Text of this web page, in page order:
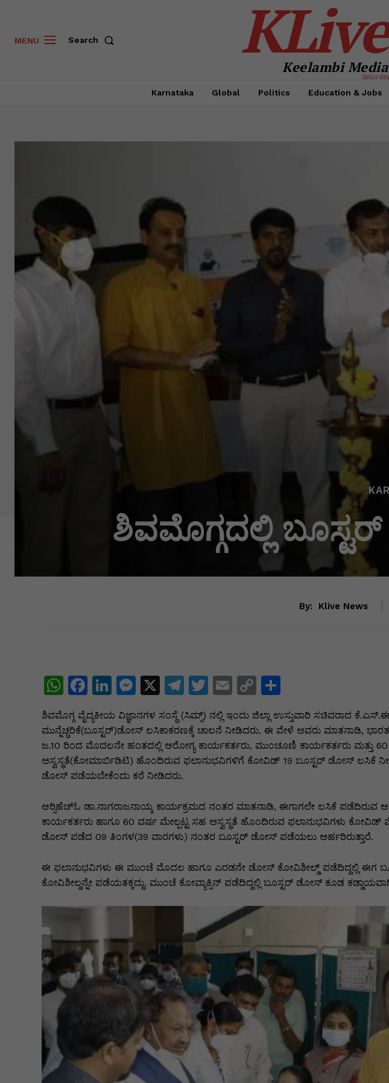
MENU Search
Keelambi
Karnataka Global Politics Education & Jobs
ಶಿವಮೊಗ್ಗದಲ್ಲಿ
By: Klive News
W
h
at
s
A
p
p
F
a
c
e
b
o
o
k
Li
k
e
dI
n
M
e
s
s
e
n
g
er
X
T
e
gr
a
T
w
itt
er
E
m
ai
l
C
p
y
Li
k
S
h
ar
e
ಶಿವಮೊಗ್ಗ ವೈದ್ಯಕೀಯ ವಿಜ್ಞಾನಗಳ ಸಂಸ್ಥೆ (ಸಿಮ್ಸ್) ನಲ್ಲಿ ಇಂದು ಜಿಲ್ಲಾ ಉಸ್ತುವಾರಿ ಸಚಿವರಾದ
ಮುನ್ನೆಚ್ಚರಿಕೆ(ಬೂಸ್ಟರ್)ಡೋಸ್ ಲಸಿಕಾಕರಣಕ್ಕೆ ಚಾಲನೆ ನೀಡಿದರು. ಈ ವೇಳೆ ಅವರು ಮಾತನಾಡಿ,
ಜ.10 ರಿಂದ ಮೊದಲನೇ ಹಂತದಲ್ಲಿ ಆರೋಗ್ಯ ಕಾರ್ಯಕರ್ತರು, ಮುಂಚೂಣಿ ಕಾರ್ಯಕರ್ತರು ಮತ್ತು
ಅಸ್ವಸ್ಥತೆ(ಕೋಮಾರ್ಬಿಡಿಟಿ) ಹೊಂದಿರುವ ಫಲಾನುಭವಿಗಳಿಗೆ ಕೋವಿಡ್ 19 ಬೂಸ್ಟರ್ ಡೋಸ್ ಲಸಿಕೆ
ಡೋಸ್ ಪಡೆಯಬೇಕೆಂದು ಕರೆ ನೀಡಿದರು.
ಆರ್‍ಸಿಹೆಚ್‍ಓ ಡಾ.ನಾಗರಾಜನಾಯ್ಕ ಕಾರ್ಯಕ್ರಮದ ನಂತರ ಮಾತನಾಡಿ, ಈಗಾಗಲೇ ಲಸಿಕೆ ಪಡೆದಿರುವ
ಕಾರ್ಯಕರ್ತರು ಹಾಗೂ 60 ವರ್ಷ ಮೇಲ್ಪಟ್ಟ ಸಹ ಅಸ್ವಸ್ಥತೆ ಹೊಂದಿರುವ ಫಲಾನುಭವಿಗಳು
ಡೋಸ್ ಪಡೆದ 09 ತಿಂಗಳ(39 ವಾರಗಳು) ನಂತರ ಬೂಸ್ಟರ್ ಡೋಸ್ ಪಡೆಯಲು ಅರ್ಹರಿರುತ್ತಾರೆ.
ಈ ಫಲಾನುಭವಿಗಳು ಈ ಮುಂಚೆ ಮೊದಲ ಹಾಗೂ ಎರಡನೇ ಡೋಸ್ ಕೋವಿಶೀಲ್ಡ್ ಪಡೆದಿದ್ದಲ್ಲಿ ಈಗ
ಕೋವಿಶೀಲ್ಡನ್ನೇ ಪಡೆಯತಕ್ಕದ್ದು. ಮುಂಚೆ ಕೋವ್ಯಾಕ್ಸಿನ್ ಪಡೆದಿದ್ದಲ್ಲಿ ಬೂಸ್ಟರ್ ಡೋಸ್ ಕೂಡ ಕಡ್ಡಾಯವಾಗಿ